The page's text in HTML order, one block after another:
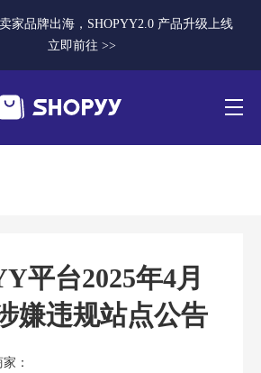
家品牌出海，SHOPYY2.0 产品升级上线
立即前往 >>
平台2025年4月
嫌违规站点公告
：